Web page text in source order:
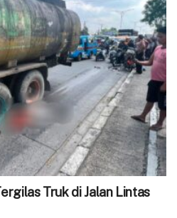
Truk di Jalan Lintas